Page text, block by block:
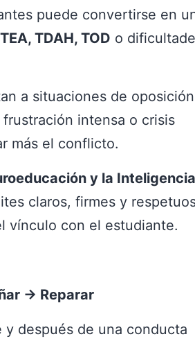
puede convertirse en
TEA, TDAH, TOD o
a situaciones de
intensa o crisis
más el conflicto.
y la Inteligencia
claros, firmes y
vínculo con el estudiante.
→ Reparar
después de una conducta